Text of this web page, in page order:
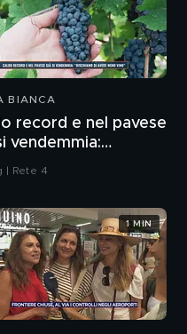
BIANCA
record e nel pavese
vendemmia:
di avere meno
| Rete 4
1 MIN